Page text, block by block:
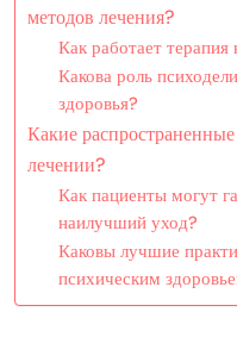
методов лечения?
Как работает
Какова роль
здоровья?
Какие
лечении?
Как пациенты могут
наилучший уход?
Каковы лучшие
психическим